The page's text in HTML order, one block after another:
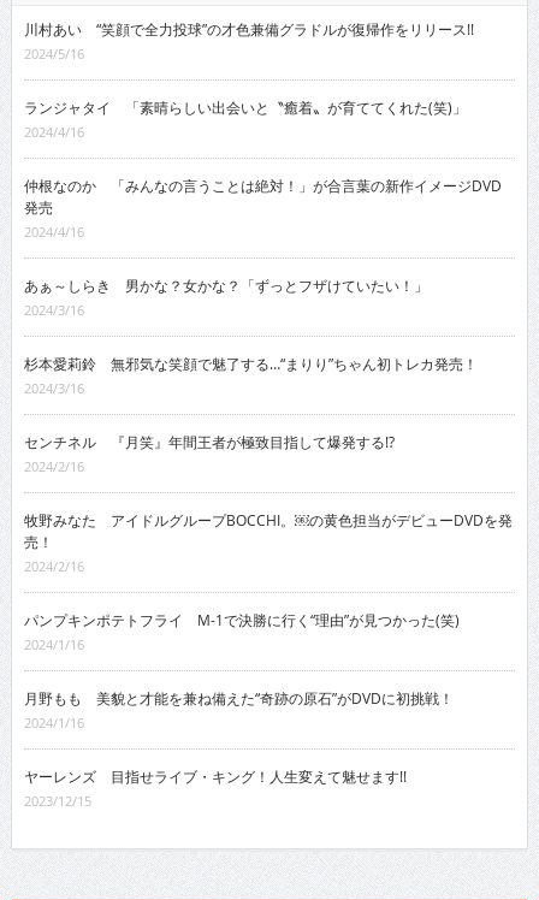
川村あい “笑顔で全力投球”の才色兼備グラドルが復帰作をリリース!!
2024/5/16
ランジャタイ 「素晴らしい出会いと〝癒着〟が育ててくれた(笑)」
2024/4/16
仲根なのか 「みんなの言うことは絶対！」が合言葉の新作イメージDVD
発売
2024/4/16
あぁ～しらき 男かな？女かな？「ずっとフザけていたい！」
2024/3/16
杉本愛莉鈴 無邪気な笑顔で魅了する…“まりり”ちゃん初トレカ発売！
2024/3/16
センチネル 『月笑』年間王者が極致目指して爆発する!?
2024/2/16
牧野みなた アイドルグループBOCCHI。￼の黄色担当がデビューDVDを発
売！
2024/2/16
パンプキンポテトフライ M-1で決勝に行く“理由”が見つかった(笑)
2024/1/16
月野もも 美貌と才能を兼ね備えた“奇跡の原石”がDVDに初挑戦！
2024/1/16
ヤーレンズ 目指せライブ・キング！人生変えて魅せます!!
2023/12/15